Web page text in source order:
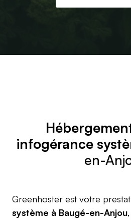
infogérance
en-
Greenhoster est votre
système à Baugé-en-Anjou